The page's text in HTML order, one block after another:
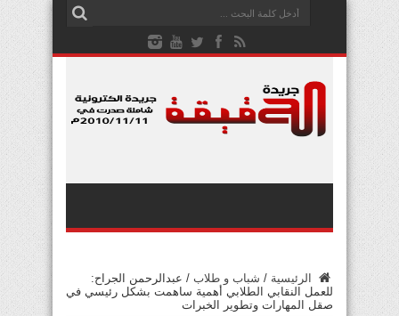
الرئيسية / شباب و طلاب / عبدالرحمن الجراح:
للعمل النقابي الطلابي أهمية ساهمت بشكل رئيسي في
صقل المهارات وتطوير الخبرات